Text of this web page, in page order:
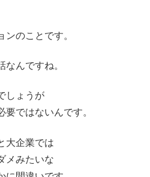
のことです。
んですね。
しょうが
要ではないんです。
大企業では
メみたいな